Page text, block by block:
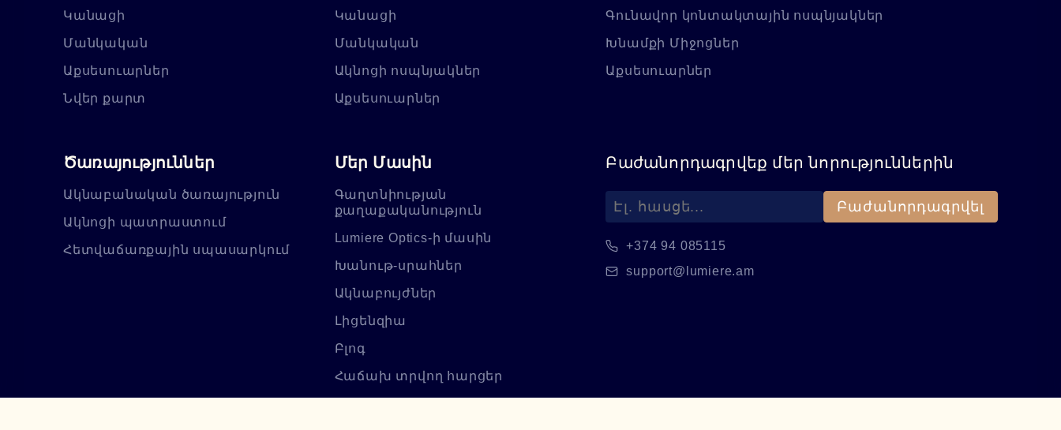
Կանացի
Մանկական
Աքսեսուարներ
Նվեր քարտ
Կանացի
Մանկական
Ակնոցի ոսպնյակներ
Աքսեսուարներ
Գունավոր կոնտակտային ոսպնյակներ
Խնամքի Միջոցներ
Աքսեսուարներ
Ծառայություններ
Ակնաբանական ծառայություն
Ակնոցի պատրաստում
Հետվաճառքային սպասարկում
Մեր Մասին
Գաղտնիության
քաղաքականություն
Lumiere Optics-ի մասին
Խանութ-սրահներ
Ակնաբույժներ
Լիցենզիա
Բլոգ
Հաճախ տրվող հարցեր
Բաժանորդագրվեք մեր նորություններին
Բաժանորդագրվել
+374 94 085115
support@lumiere.am